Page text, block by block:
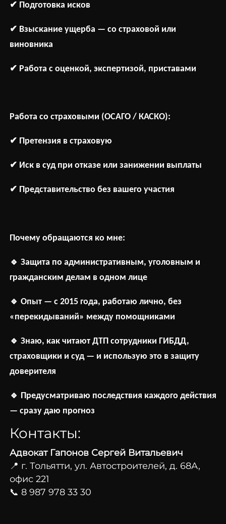
✔ Подготовка исков
✔ Взыскание ущерба — со страховой или
виновника
✔ Работа с оценкой, экспертизой, приставами
Работа со страховыми (ОСАГО / КАСКО):
✔ Претензия в страховую
✔ Иск в суд при отказе или занижении выплаты
✔ Представительство без вашего участия
Почему обращаются ко мне:
🔹 Защита по административным, уголовным и
гражданским делам в одном лице
🔹 Опыт — с 2015 года, работаю лично, без
«перекидываний» между помощниками
🔹 Знаю, как читают ДТП сотрудники ГИБДД,
страховщики и суд — и использую это в защиту
доверителя
🔹 Предусматриваю последствия каждого действия
— сразу даю прогноз
Контакты:
Адвокат Гапонов Сергей Витальевич
📍 г. Тольятти, ул. Автостроителей, д. 68А,
офис 221
📞 8 987 978 33 30